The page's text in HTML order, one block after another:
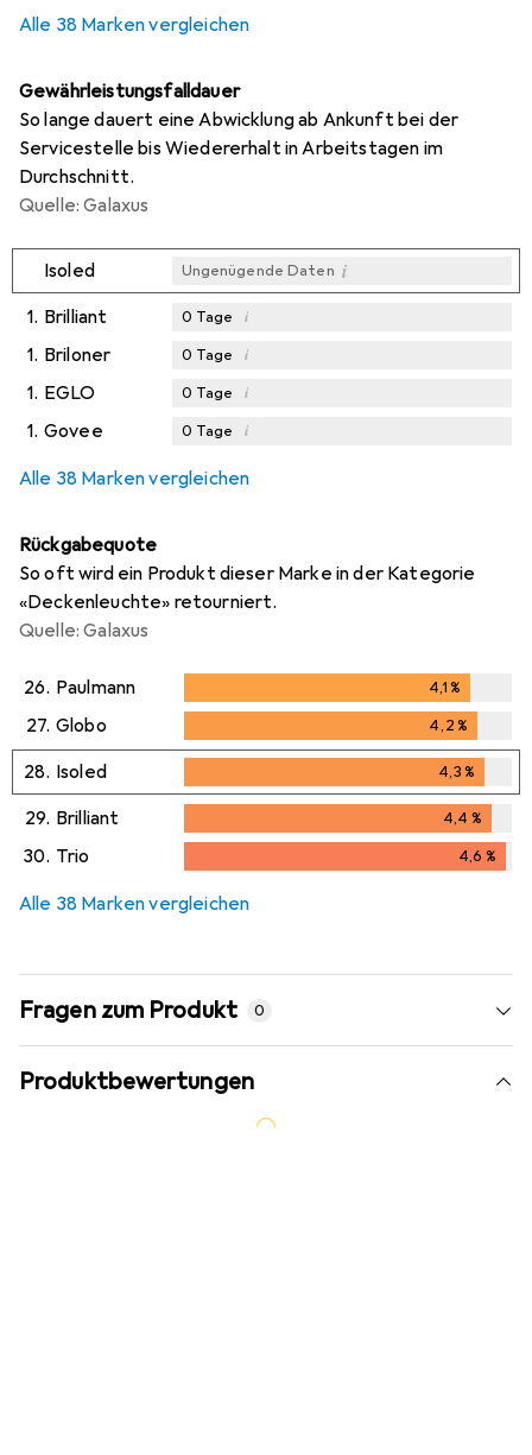
Alle 38 Marken vergleichen
Gewährleistungsfalldauer
So lange dauert eine Abwicklung ab Ankunft bei der
Servicestelle bis Wiedererhalt in Arbeitstagen im
Durchschnitt.
Quelle: Galaxus
Isoled Ungenügende Daten i
1. Brilliant 0 Tage i
1. Briloner 0 Tage i
1. EGLO 0 Tage i
1. Govee 0 Tage i
Alle 38 Marken vergleichen
Rückgabequote
So oft wird ein Produkt dieser Marke in der Kategorie
«Deckenleuchte» retourniert.
Quelle: Galaxus
26. Paulmann 4,1%
4,1%
27. Globo 4,2%
4,2%
28. Isoled 4,3%
4,3%
29. Brilliant 4,4 %
4,4%
30. Trio 4,6 %
Alle 38 Marken vergleichen
Fragen zum Produkt 0
Produktbewertungen